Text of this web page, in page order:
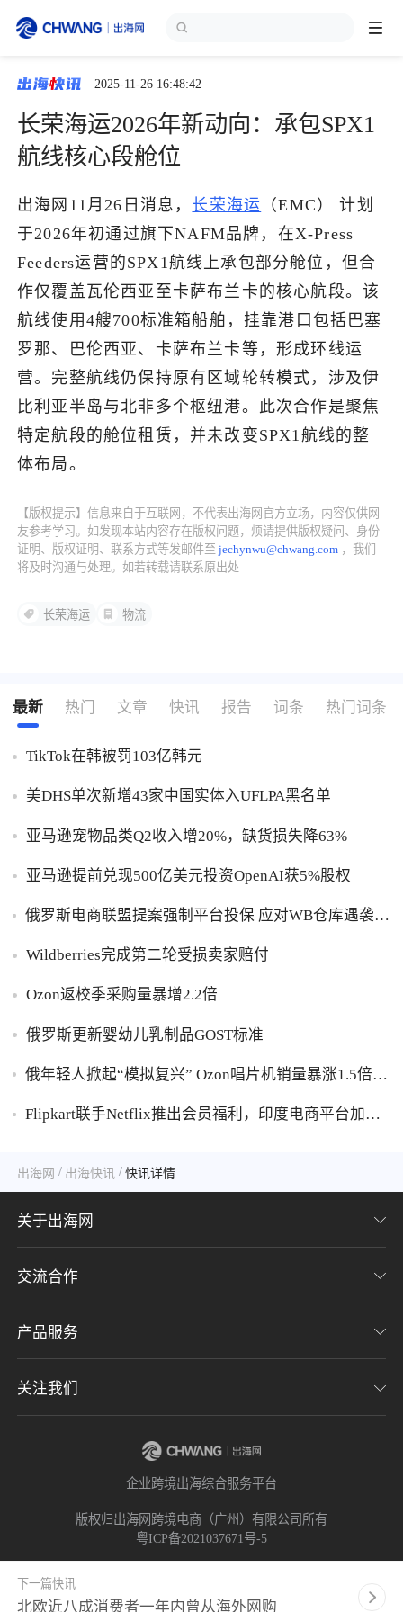
跨境展会
出海服务
出海资讯
跨境报告
出海导航
出海交流群
了解出海网
2025-11-26 16:48:42
长荣海运2026年新动向：承包SPX1
航线核心段舱位
出海网11月26日消息， 长荣海运
（EMC） 计划
于2026年初通过旗下NAFM品牌，在X-Press
Feeders运营的SPX1航线上承包部分舱位，但合
作仅覆盖瓦伦西亚至卡萨布兰卡的核心航段。该
航线使用4艘700标准箱船舶，挂靠港口包括巴塞
罗那、巴伦西亚、卡萨布兰卡等，形成环线运
营。完整航线仍保持原有区域轮转模式，涉及伊
比利亚半岛与北非多个枢纽港。此次合作是聚焦
特定航段的舱位租赁，并未改变SPX1航线的整
体布局。
【版权提示】信息来自于互联网，不代表出海网官方立场，内容仅供网
友参考学习。如发现本站内容存在版权问题，烦请提供版权疑问、身份
证明、版权证明、联系方式等发邮件至jechynwu@chwang.com ，我们
将及时沟通与处理。如若转载请联系原出处
长荣海运 物流
最新 热门 文章 快讯 报告 词条 热门词条
TikTok在韩被罚103亿韩元
美DHS单次新增43家中国实体入UFLPA黑名单
亚马逊宠物品类Q2收入增20%，缺货损失降63%
亚马逊提前兑现500亿美元投资OpenAI获5%股权
俄罗斯电商联盟提案强制平台投保 应对WB仓库遇袭卖
Wildberries完成第二轮受损卖家赔付
Ozon返校季采购量暴增2.2倍
俄罗斯更新婴幼儿乳制品GOST标准
俄年轻人掀起“模拟复兴” Ozon唱片机销量暴涨1.5倍黑
Flipkart联手Netflix推出会员福利，印度电商平台加码
出海网 / 出海快讯 / 快讯详情
关于出海网
关于我们
加入我们
隐私协议
交流合作
联系我们
意见反馈
产品服务
CHWE全球跨境电商展
关注我们
企业跨境出海综合服务平台
版权归出海网跨境电商（广州）有限公司所有
粤ICP备2021037671号-5
下一篇快讯
北欧近八成消费者一年内曾从海外网购